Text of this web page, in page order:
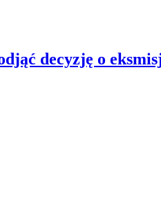
decyzję o